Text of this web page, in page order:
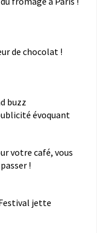
de chocolat !
buzz
évoquant
votre café, vous
!
jette